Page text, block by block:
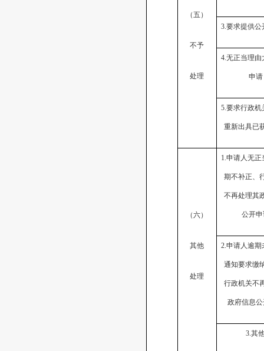
（五）
不予
处理
3.要求提供公
4.无正当理由
申请
5.要求行政机
重新出具已
（六）
其他
处理
1.申请人无正
期不补正、
不再处理其
公开申
2.申请人逾期
通知要求缴
行政机关不
政府信息
3.其